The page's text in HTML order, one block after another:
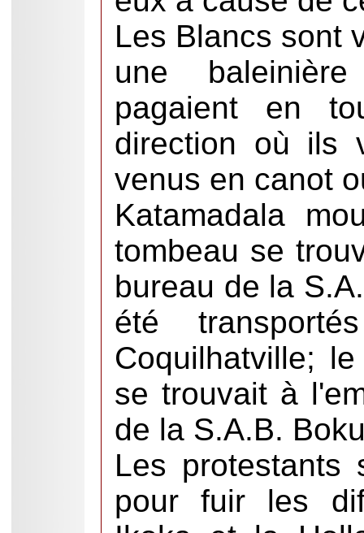
Les Blancs sont
une
pagaient en
direction où ils
venus en canot
Katamadala
tombeau se
bureau de la
été
Coquilhatville;
se trouvait à
de la S.A.B.
Les protestants
pour fuir les